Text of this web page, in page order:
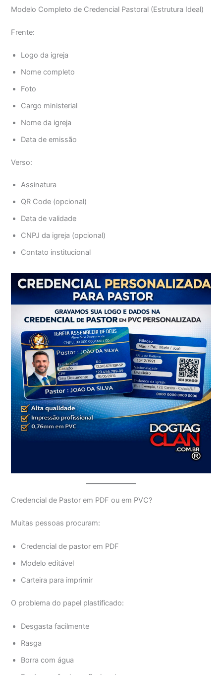
Modelo Completo de Credencial Pastoral (Estrutura Ideal)
Frente:
Logo da igreja
Nome completo
Foto
Cargo ministerial
Nome da igreja
Data de emissão
Verso:
Assinatura
QR Code (opcional)
Data de validade
CNPJ da igreja (opcional)
Contato institucional
Credencial de Pastor em PDF ou em PVC?
Muitas pessoas procuram:
Credencial de pastor em PDF
Modelo editável
Carteira para imprimir
O problema do papel plastificado:
Desgasta facilmente
Rasga
Borra com água